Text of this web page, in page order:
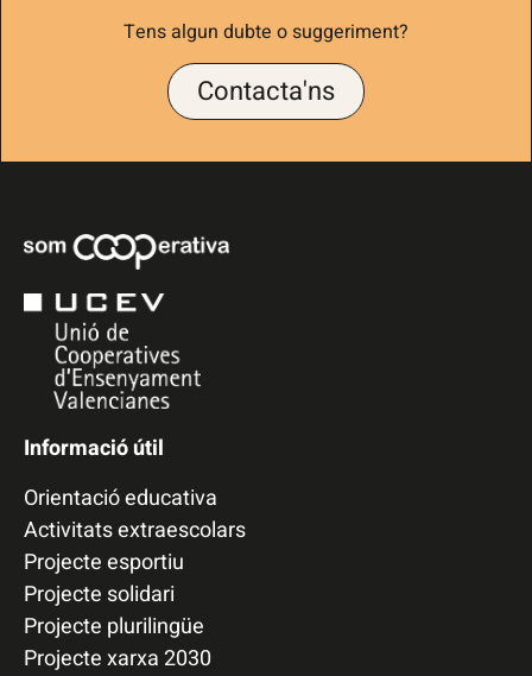
Tens algun dubte o suggeriment?
Contacta'ns
Informació útil
Orientació educativa
Activitats extraescolars
Projecte esportiu
Projecte solidari
Projecte plurilingüe
Projecte xarxa 2030